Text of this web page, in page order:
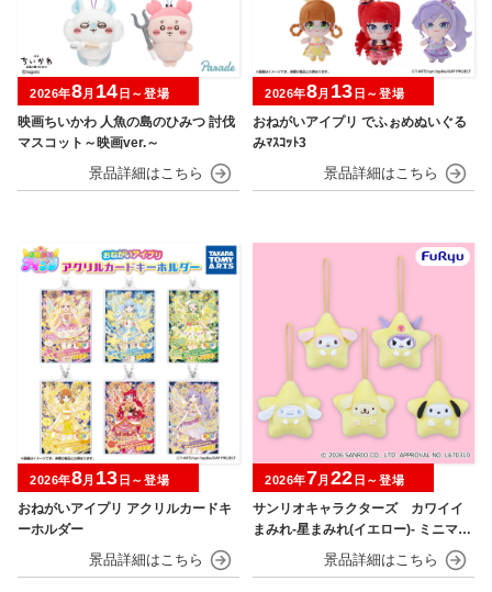
映画ちいかわ 人魚の島のひみつ 討伐
マスコット～映画ver.～
2026年8月 14 日～登場
おねがいアイプリ でふぉめぬいぐる
みﾏｽｺｯﾄ3
2026年8月 13 日～登場
おねがいアイプリ アクリルカードキ
ーホルダー
2026年8月 13 日～登場
サンリオキャラクターズ カワイイ
まみれ-星まみれ(イエロー)- ミニマス
2026年7月 22 日～登場